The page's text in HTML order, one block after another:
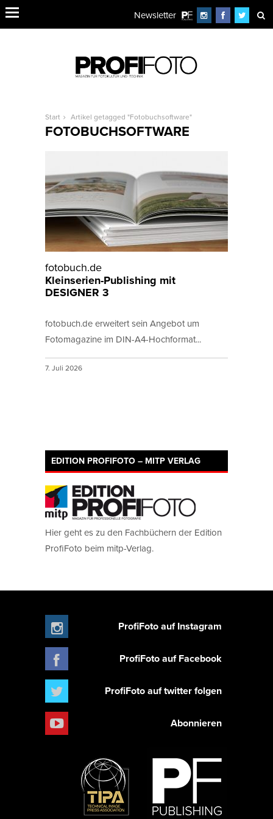
Newsletter
Start Artikel getagged "Fotobuchsoftware"
FOTOBUCHSOFTWARE
fotobuch.de
Kleinserien-Publishing mit
DESIGNER 3
fotobuch.de erweitert sein Angebot um
Fotomagazine im DIN-A4-Hochformat...
7. Juli 2026
EDITION PROFIFOTO – MITP VERLAG
Hier geht es zu den Fachbüchern der Edition
ProfiFoto beim mitp-Verlag.
ProfiFoto auf Instagram
ProfiFoto auf Facebook
ProfiFoto auf twitter folgen
Abonnieren